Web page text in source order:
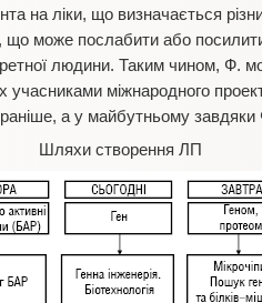
на ліки, що визначається
може послабити або
людини. Таким чином, Ф.
учасниками міжнародного
а у майбутньому
Шляхи створення ЛП